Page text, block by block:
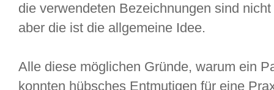
die verwendeten Bezeichnungen sind
aber die ist die allgemeine Idee.
Alle diese möglichen Gründe, warum ein
konnten hübsches Entmutigen für eine